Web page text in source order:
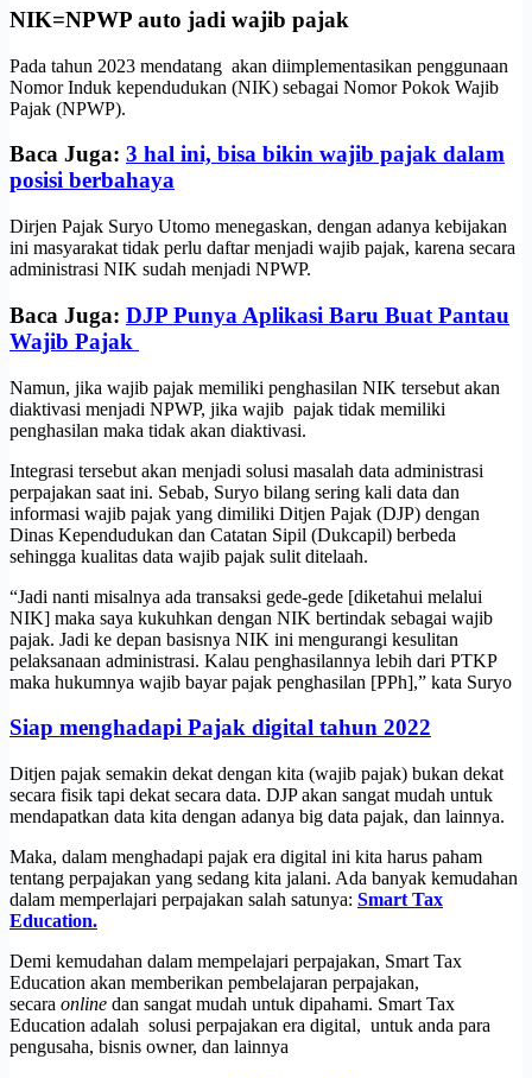
NIK=NPWP auto jadi wajib pajak
Pada tahun 2023 mendatang akan diimplementasikan penggunaan
Nomor Induk kependudukan (NIK) sebagai Nomor Pokok Wajib
Pajak (NPWP).
Baca Juga: 3 hal ini, bisa bikin wajib pajak dalam
posisi berbahaya
Dirjen Pajak Suryo Utomo menegaskan, dengan adanya kebijakan
ini masyarakat tidak perlu daftar menjadi wajib pajak, karena secara
administrasi NIK sudah menjadi NPWP.
Baca Juga: DJP Punya Aplikasi Baru Buat Pantau
Wajib Pajak
Namun, jika wajib pajak memiliki penghasilan NIK tersebut akan
diaktivasi menjadi NPWP, jika wajib pajak tidak memiliki
penghasilan maka tidak akan diaktivasi.
Integrasi tersebut akan menjadi solusi masalah data administrasi
perpajakan saat ini. Sebab, Suryo bilang sering kali data dan
informasi wajib pajak yang dimiliki Ditjen Pajak (DJP) dengan
Dinas Kependudukan dan Catatan Sipil (Dukcapil) berbeda
sehingga kualitas data wajib pajak sulit ditelaah.
“Jadi nanti misalnya ada transaksi gede-gede [diketahui melalui
NIK] maka saya kukuhkan dengan NIK bertindak sebagai wajib
pajak. Jadi ke depan basisnya NIK ini mengurangi kesulitan
pelaksanaan administrasi. Kalau penghasilannya lebih dari PTKP
maka hukumnya wajib bayar pajak penghasilan [PPh],” kata Suryo
Siap menghadapi Pajak digital tahun 2022
Ditjen pajak semakin dekat dengan kita (wajib pajak) bukan dekat
secara fisik tapi dekat secara data. DJP akan sangat mudah untuk
mendapatkan data kita dengan adanya big data pajak, dan lainnya.
Maka, dalam menghadapi pajak era digital ini kita harus paham
tentang perpajakan yang sedang kita jalani. Ada banyak kemudahan
dalam memperlajari perpajakan salah satunya: Smart Tax
Education.
Demi kemudahan dalam mempelajari perpajakan, Smart Tax
Education akan memberikan pembelajaran perpajakan,
secara online dan sangat mudah untuk dipahami. Smart Tax
Education adalah solusi perpajakan era digital, untuk anda para
pengusaha, bisnis owner, dan lainnya